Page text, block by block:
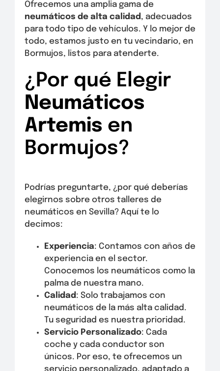
Ofrecemos una amplia gama de
neumáticos de alta calidad , adecuados
para todo tipo de vehículos. Y lo mejor de
todo, estamos justo en tu vecindario, en
Bormujos, listos para atenderte.
¿Por qué Elegir
Neumáticos
Artemis en
Bormujos?
Podrías preguntarte, ¿por qué deberías
elegirnos sobre otros talleres de
neumáticos en Sevilla? Aquí te lo
decimos:
Experiencia: Contamos con años de
experiencia en el sector.
Conocemos los neumáticos como la
palma de nuestra mano.
Calidad : Solo trabajamos con
neumáticos de la más alta calidad.
Tu seguridad es nuestra prioridad.
Servicio Personalizado: Cada
coche y cada conductor son
únicos. Por eso, te ofrecemos un
servicio personalizado, adaptado a